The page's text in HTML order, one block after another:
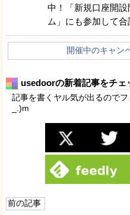
中！「新規口座開
ム」にも参加して合
開催中のキャン
usedoorの新着記事をチェ
記事を書くヤル気が出るので
_.)m
前の記事